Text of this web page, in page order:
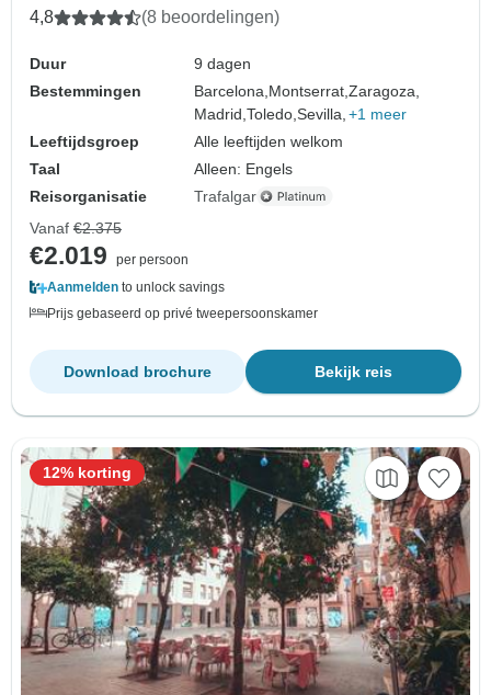
4,8 (8 beoordelingen)
Duur
9 dagen
Bestemmingen
Barcelona, Montserrat,Zaragoza,
Madrid,Toledo,Sevilla, +1 meer
Leeftijdsgroep
Alle leeftijden welkom
Taal
Alleen: Engels
Reisorganisatie
Trafalgar
Vanaf €2.375
€2.019
per persoon
Aanmelden to unlock savings
Prijs gebaseerd op privé tweepersoonskamer
Bekijk reis
Download brochure
12% korting